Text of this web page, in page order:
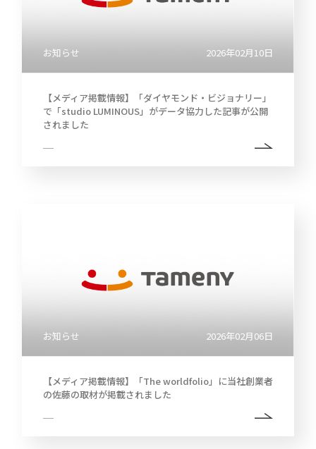
お知らせ 2026年02月10日
【メディア掲載情報】「ダイヤモンド・ビジョナリー」
で「studio LUMINOUS」がデータ協力した記事が公開
されました
お知らせ 2026年02月06日
【メディア掲載情報】「The worldfolio」に当社創業者
の佐藤の取材が掲載されました